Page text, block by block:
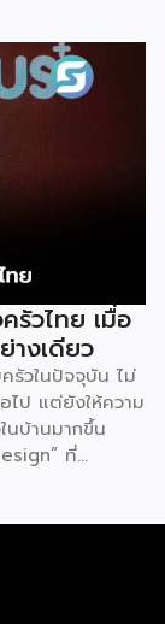
Border E-
สู่ผู้บริโภค
สำหรับเจ้าของ
ยตลาด
[…]
รัวไทย เมื่อ
างเดียว
รัวในปัจจุบัน ไม่
ป แต่ยังให้ความ
บ้านมากขึ้น
ที่
อดระยะเวลา
เทศไทย และ